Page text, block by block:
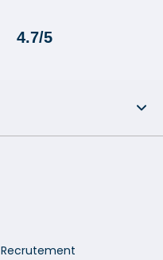
Recrutement